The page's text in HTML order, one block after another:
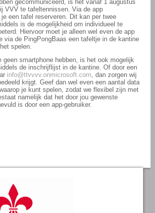
gecommuniceerd, is het vanaf 1 augustus
VVV te tafeltennissen. Via de app
een tafel reserveren. Dit kan per twee
is de mogelijkheid om individueel te
Hiervoor moet je alleen wel even de app
via de PingPongBaas een tafeltje in de kantine
spelen.
geen smartphone hebben, is het ook mogelijk
de inschrijflijst in de kantine. Of door een
info@ttvvvv.onmicrosoft.com , dan zorgen wij
krijgt. Geef dan wel even een aantal data
je kunt spelen, zodat we flexibel zijn met
namelijk dat het door jou gewenste
is door een app-gebruiker.